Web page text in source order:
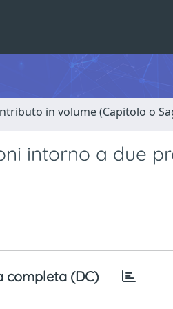
in volume (Capitolo o
intorno a due
completa (DC)